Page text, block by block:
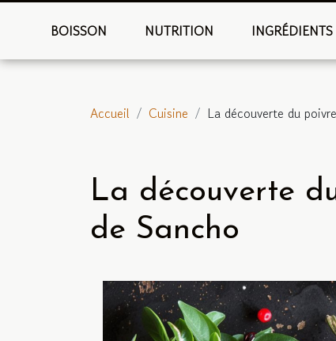
BOISSON NUTRITION INGRÉDIENTS
Accueil Cuisine La découverte du
La découverte
de Sancho